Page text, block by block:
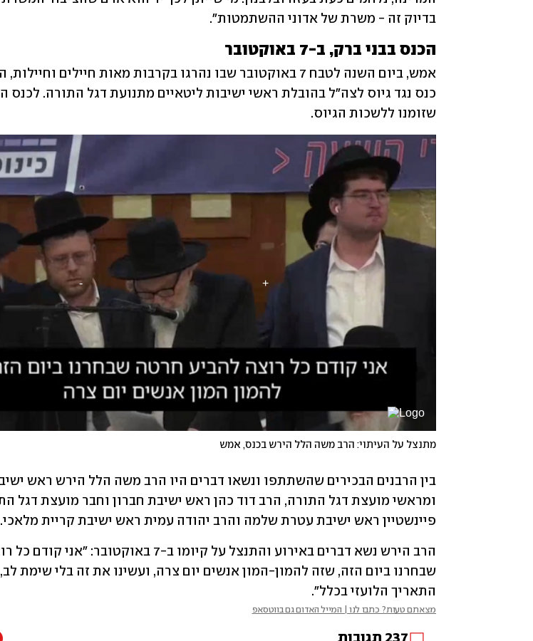
בדיוק זה - משרת של אדוני ההשתמטות".
הכנס בבני ברק, ב-7 באוקטובר
שזומנו ללשכות הגיוס.
מתנצל על העיתוי: הרב משה הלל הירש בכנס, אמש
פיינשטיין ראש ישיבת עטרת שלמה והרב יהודה עמית ראש ישיבת קריית מלאכי.
התאריך הלועזי בכלל".
מצאתם טעות? כתבו לנו | המייל האדום גם בווטסאפ